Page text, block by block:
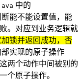
中的
能不能设置值，能
。对应到业务逻辑就
锁并返回成功，否
实现的原子操作
两个动作中间被别的
个原子操作。